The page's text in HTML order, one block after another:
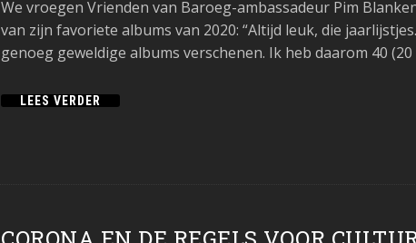
We vroegen Vrienden van Baroeg-ambassadeur Pim
van zijn favoriete albums van 2020: “Altijd leuk, die
genoeg geweldige albums verschenen. Ik heb daarom 40
LEES VERDER